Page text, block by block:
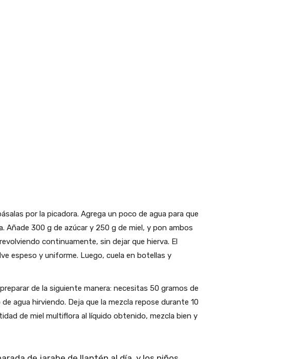
por la picadora. Agrega un poco de agua para que
Añade 300 g de azúcar y 250 g de miel, y pon ambos
continuamente, sin dejar que hierva. El
espeso y uniforme. Luego, cuela en botellas y
de la siguiente manera: necesitas 50 gramos de
agua hirviendo. Deja que la mezcla repose durante 10
de miel multiflora al líquido obtenido, mezcla bien y